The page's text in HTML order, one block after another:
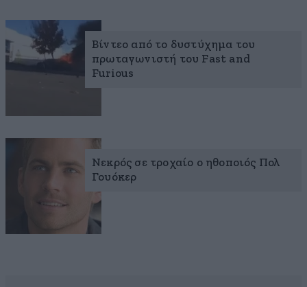
Βίντεο από το δυστύχημα του
πρωταγωνιστή του Fast and
Furious
Νεκρός σε τροχαίο ο ηθοποιός Πολ
Γουόκερ